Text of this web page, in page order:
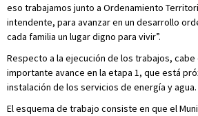
eso trabajamos junto a Ordenamiento
intendente, para avanzar en un desarrollo
cada familia un lugar digno para vivir”.
Respecto a la ejecución de los trabajos,
importante avance en la etapa 1, que está
instalación de los servicios de energía y agua.
El esquema de trabajo consiste en que el